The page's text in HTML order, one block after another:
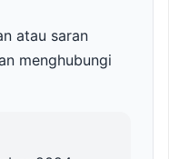
atau saran
menghubungi